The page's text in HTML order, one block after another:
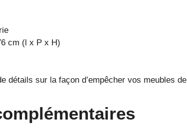
cm (l x P x H)
détails sur la façon d’empêcher vos meubles de